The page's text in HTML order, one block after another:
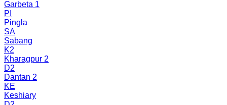
Garbeta 1
PI
Pingla
SA
Sabang
K2
Kharagpur 2
D2
Dantan 2
KE
Keshiary